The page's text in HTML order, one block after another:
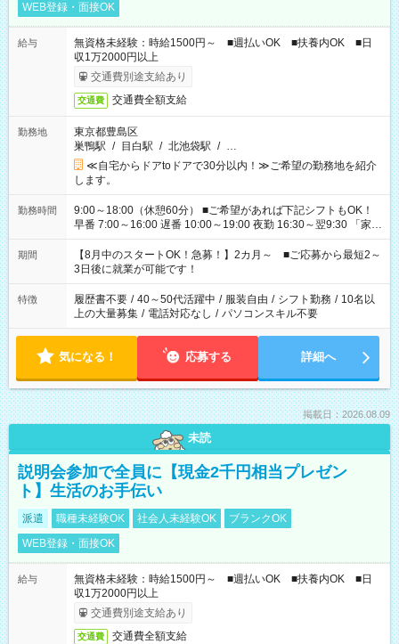
WEB登録・面接OK
給与
無資格未経験：時給1500円～ ■週払いOK ■扶養内OK ■日
収1万2000円以上
交通費別途支給あり
交通費 交通費全額支給
勤務地
東京都豊島区
巣鴨駅 / 目白駅 / 北池袋駅 / …
≪自宅からドアtoドアで30分以内！≫ご希望の勤務地を紹介
します。
勤務時間
9:00～18:00（休憩60分） ■ご希望があれば下記シフトもOK！
早番 7:00～16:00 遅番 10:00～19:00 夜勤 16:30～翌9:30 「家族
と休みを合わせたい」 「余裕を持って夕飯の準備がしたい」
「できれば残業はしたくない」 など、ご希望を教えてください
ね。 ※Wワーク希望の方へ 今ご覧のお仕事で希望する勤務時間
と、もう1つのお仕事の勤務時間。 合計で週40時間を超える場
合は応募できません。
期間
【8月中のスタートOK！急募！】2カ月～ ■ご応募から最短2～
3日後に就業が可能です！
特徴 履歴書不要 / 40～50代活躍中 / 服装自由 / シフト勤務 / 10名以
上の大量募集 / 電話対応なし / パソコンスキル不要
気になる！ 応募する 詳細へ
掲載日：2026.08.09
未読
説明会参加で全員に【現金2千円相当プレゼン
ト】生活のお手伝い
派遣 職種未経験OK 社会人未経験OK
ブランクOK
WEB登録・面接OK
給与
無資格未経験：時給1500円～ ■週払いOK ■扶養内OK ■日
収1万2000円以上
交通費別途支給あり
交通費 交通費全額支給